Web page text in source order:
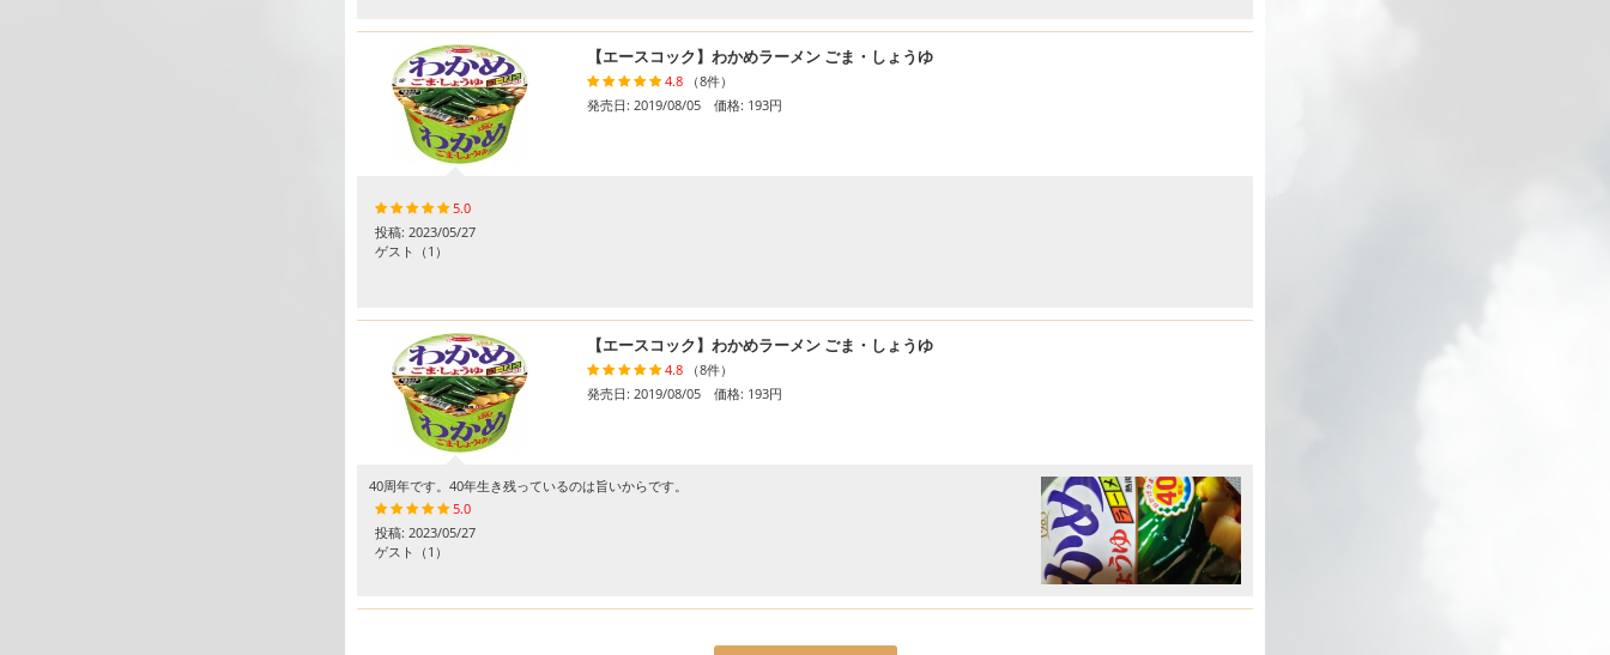
【エースコック】わかめラーメン ごま・しょうゆ
4.8 （8件）
発売日: 2019/08/05 価格: 193円
5.0
投稿: 2023/05/27
ゲスト （1）
【エースコック】わかめラーメン ごま・しょうゆ
4.8 （8件）
発売日: 2019/08/05 価格: 193円
40周年です。40年生き残っているのは旨いからです。
5.0
投稿: 2023/05/27
ゲスト （1）